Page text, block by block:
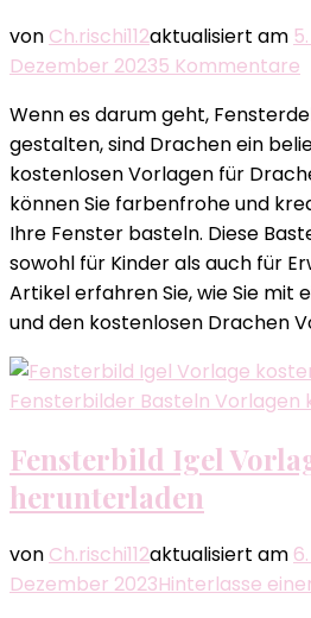
von Ch.rischi112aktualisiert am
Dezember 20235 Kommentare
Wenn es darum geht,
gestalten, sind Drachen ein
kostenlosen Vorlagen für
können Sie farbenfrohe und
Ihre Fenster basteln. Diese
sowohl für Kinder als auch für
Artikel erfahren Sie, wie Sie mit
und den kostenlosen Drachen
Fensterbilder Basteln Vorlagen
Fensterbild Igel
herunterladen
von Ch.rischi112aktualisiert am
Dezember 2023Hinterlasse